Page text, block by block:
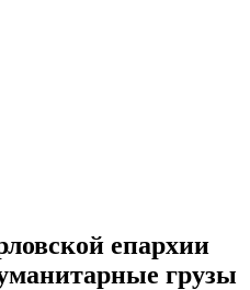
епархии
грузы